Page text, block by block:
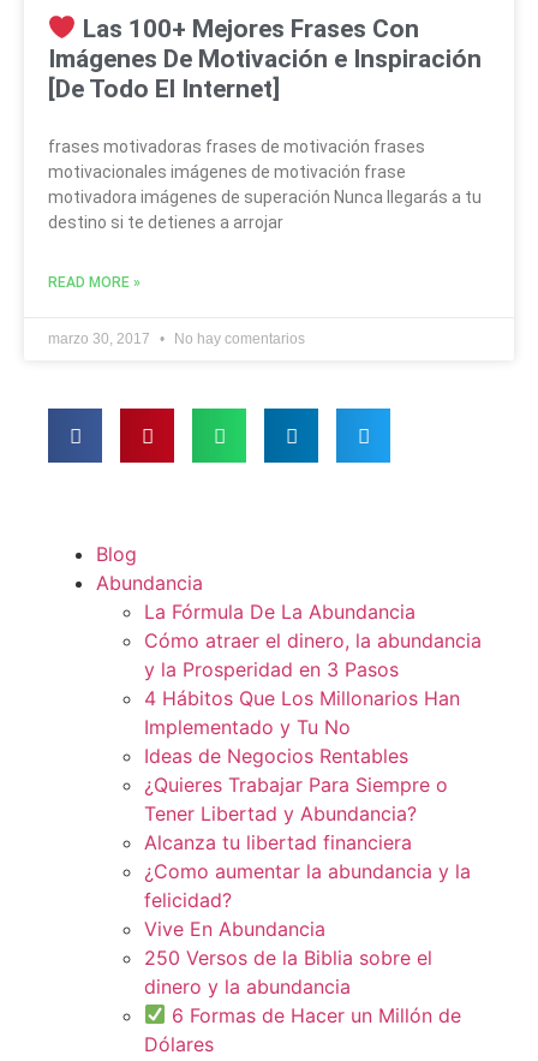
Las 100+ Mejores Frases Con
Imágenes De Motivación e Inspiración
[De Todo El Internet]
frases motivadoras frases de motivación frases
motivacionales imágenes de motivación frase
motivadora imágenes de superación Nunca llegarás a tu
destino si te detienes a arrojar
READ MORE »
marzo 30, 2017 No hay comentarios
Blog
Abundancia
La Fórmula De La Abundancia
Cómo atraer el dinero, la abundancia
y la Prosperidad en 3 Pasos
4 Hábitos Que Los Millonarios Han
Implementado y Tu No
Ideas de Negocios Rentables
¿Quieres Trabajar Para Siempre o
Tener Libertad y Abundancia?
Alcanza tu libertad financiera
¿Como aumentar la abundancia y la
felicidad?
Vive En Abundancia
250 Versos de la Biblia sobre el
dinero y la abundancia
6 Formas de Hacer un Millón de
Dólares